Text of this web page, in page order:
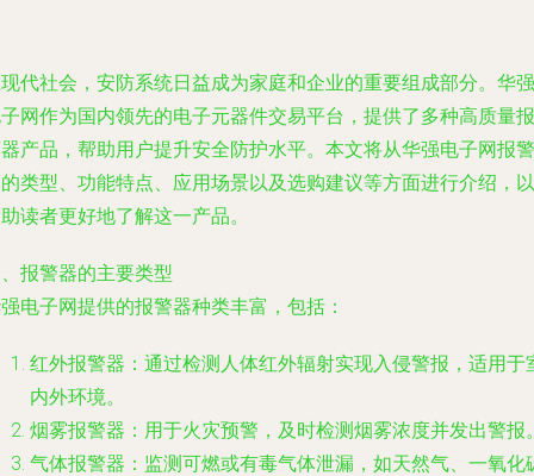
代社会，安防系统日益成为家庭和企业的重要组成部分。华强
网作为国内领先的电子元器件交易平台，提供了多种高质量报
产品，帮助用户提升安全防护水平。本文将从华强电子网报警
类型、功能特点、应用场景以及选购建议等方面进行介绍，以
读者更好地了解这一产品。
报警器的主要类型
电子网提供的报警器种类丰富，包括：
红外报警器：通过检测人体红外辐射实现入侵警报，适用于
内外环境。
烟雾报警器：用于火灾预警，及时检测烟雾浓度并发出警报
气体报警器：监测可燃或有毒气体泄漏，如天然气、一氧化